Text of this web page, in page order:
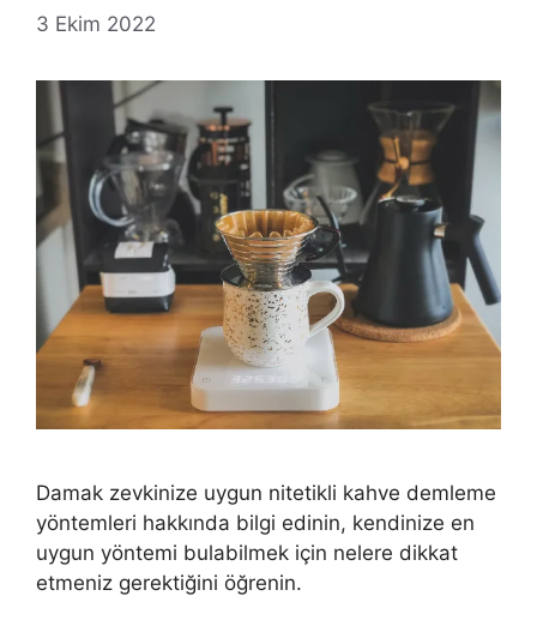
3 Ekim 2022
Damak zevkinize uygun nitetikli kahve demleme
yöntemleri hakkında bilgi edinin, kendinize en
uygun yöntemi bulabilmek için nelere dikkat
etmeniz gerektiğini öğrenin.